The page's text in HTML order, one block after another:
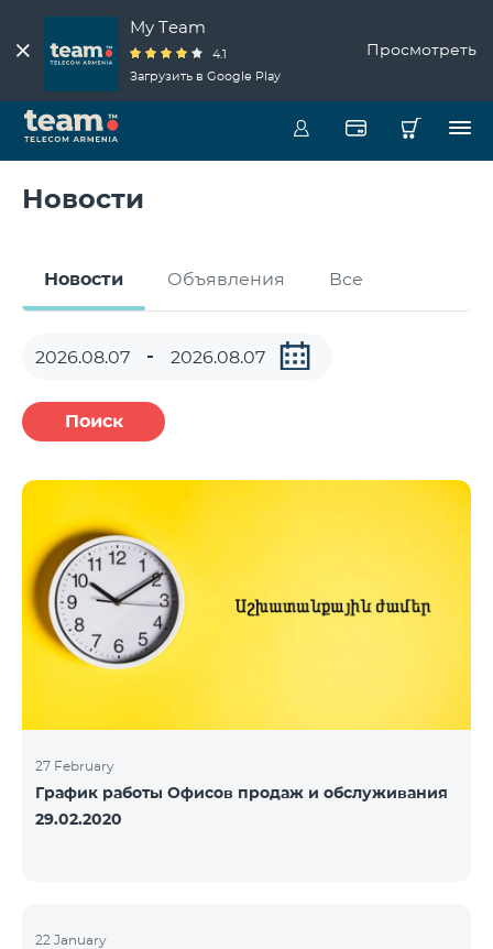
My Team
4.1
Загрузить в Google Play
Просмотреть
Новости
Новости Объявления Все
Поиск
27 February
График работы Офисов продаж и обслуживания
29.02.2020
22 January